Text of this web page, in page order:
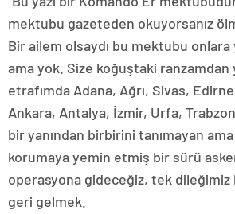
mektubu gazeteden okuyorsanız
Bir ailem olsaydı bu mektubu
ama yok. Size koğuştaki ranzamdan
etrafımda Adana, Ağrı, Sivas,
Ankara, Antalya, İzmir, Urfa,
bir yanından birbirini tanımayan
korumaya yemin etmiş bir sürü
operasyona gideceğiz, tek dileğimiz
geri gelmek.